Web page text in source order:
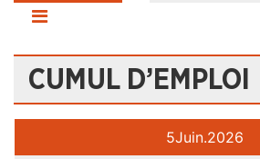
CUMUL D’EMPLOI
5Juin.2026